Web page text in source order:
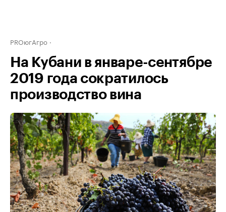
PROюгАгро
На Кубани в январе-сентябре
2019 года сократилось
производство вина